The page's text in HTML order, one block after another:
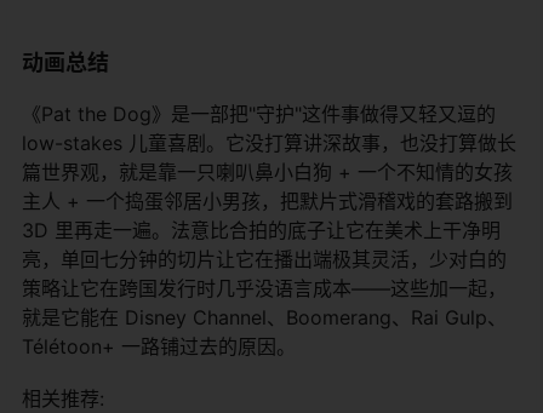
动画总结
《Pat the Dog》是一部把"守护"这件事做得又轻又逗的
low-stakes 儿童喜剧。它没打算讲深故事，也没打算做长
篇世界观，就是靠一只喇叭鼻小白狗 + 一个不知情的女孩
主人 + 一个捣蛋邻居小男孩，把默片式滑稽戏的套路搬到
3D 里再走一遍。法意比合拍的底子让它在美术上干净明
亮，单回七分钟的切片让它在播出端极其灵活，少对白的
策略让它在跨国发行时几乎没语言成本——这些加一起，
就是它能在 Disney Channel、Boomerang、Rai Gulp、
Télétoon+ 一路铺过去的原因。
相关推荐: